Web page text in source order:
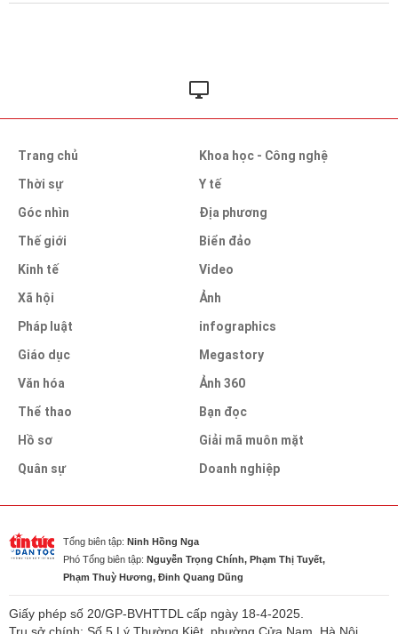
Trang chủ
Thời sự
Góc nhìn
Thế giới
Kinh tế
Xã hội
Pháp luật
Giáo dục
Văn hóa
Thể thao
Hồ sơ
Quân sự
Khoa học - Công nghệ
Y tế
Địa phương
Biển đảo
Video
Ảnh
infographics
Megastory
Ảnh 360
Bạn đọc
Giải mã muôn mặt
Doanh nghiệp
Tổng biên tập: Ninh Hồng Nga
Phó Tổng biên tập: Nguyễn Trọng Chính, Phạm Thị Tuyết,
Phạm Thuỳ Hương, Đinh Quang Dũng
Giấy phép số 20/GP-BVHTTDL cấp ngày 18-4-2025.